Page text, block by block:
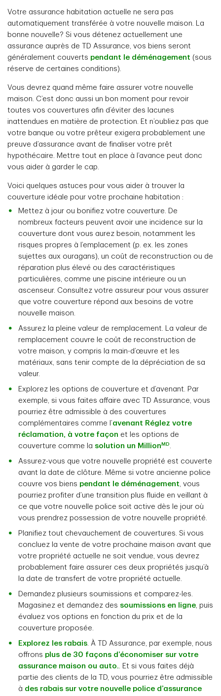
Votre assurance habitation actuelle ne sera pas
automatiquement transférée à votre nouvelle maison. La
bonne nouvelle? Si vous détenez actuellement une
assurance auprès de TD Assurance, vos biens seront
généralement couverts pendant le déménagement (sous
réserve de certaines conditions).
Vous devrez quand même faire assurer votre nouvelle
maison. C’est donc aussi un bon moment pour revoir
toutes vos couvertures afin d’éviter des lacunes
inattendues en matière de protection. Et n’oubliez pas que
votre banque ou votre prêteur exigera probablement une
preuve d’assurance avant de finaliser votre prêt
hypothécaire. Mettre tout en place à l’avance peut donc
vous aider à garder le cap.
Voici quelques astuces pour vous aider à trouver la
couverture idéale pour votre prochaine habitation :
Mettez à jour ou bonifiez votre couverture. De
nombreux facteurs peuvent avoir une incidence sur la
couverture dont vous aurez besoin, notamment les
risques propres à l’emplacement (p. ex. les zones
sujettes aux ouragans), un coût de reconstruction ou de
réparation plus élevé ou des caractéristiques
particulières, comme une piscine intérieure ou un
ascenseur. Consultez votre assureur pour vous assurer
que votre couverture répond aux besoins de votre
nouvelle maison.
Assurez la pleine valeur de remplacement. La valeur de
remplacement couvre le coût de reconstruction de
votre maison, y compris la main-d’œuvre et les
matériaux, sans tenir compte de la dépréciation de sa
valeur.
Explorez les options de couverture et d’avenant. Par
exemple, si vous faites affaire avec TD Assurance, vous
pourriez être admissible à des couvertures
complémentaires comme l’avenant Réglez votre
réclamation, à votre façon et les options de
couverture comme la solution un Million MD .
Assurez-vous que votre nouvelle propriété est couverte
avant la date de clôture. Même si votre ancienne police
couvre vos biens pendant le déménagement, vous
pourriez profiter d’une transition plus fluide en veillant à
ce que votre nouvelle police soit active dès le jour où
vous prendrez possession de votre nouvelle propriété.
Planifiez tout chevauchement de couvertures. Si vous
concluez la vente de votre prochaine maison avant que
votre propriété actuelle ne soit vendue, vous devrez
probablement faire assurer ces deux propriétés jusqu’à
la date de transfert de votre propriété actuelle.
Demandez plusieurs soumissions et comparez-les.
Magasinez et demandez des soumissions en ligne, puis
évaluez vos options en fonction du prix et de la
couverture proposée.
Explorez les rabais. À TD Assurance, par exemple, nous
offrons plus de 30 façons d’économiser sur votre
assurance maison ou auto.. Et si vous faites déjà
partie des clients de la TD, vous pourriez être admissible
à des rabais sur votre nouvelle police d’assurance